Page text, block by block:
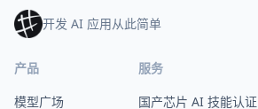
开发 AI 应用从此简单
产品
模型广场
服务
国产芯片 AI 技能认证